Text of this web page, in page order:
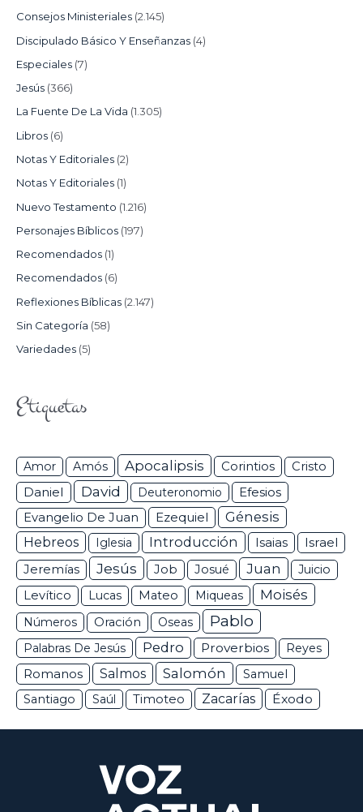
Consejos Ministeriales (2.145)
Discipulado Básico Y Enseñanzas (4)
Especiales (7)
Jesús (366)
La Fuente De La Vida (1.305)
Libros (6)
Notas Y Editoriales (2)
Notas Y Editoriales (1)
Nuevo Testamento (1.216)
Personajes Bíblicos (197)
Recomendados (1)
Recomendados (6)
Reflexiones Bíblicas (2.147)
Sin Categoría (58)
Variedades (5)
Etiquetas
Amor Amós Apocalipsis Corintios Cristo
Daniel David Deuteronomio Efesios
Evangelio De Juan Ezequiel
Génesis
Hebreos
Iglesia Introducción Isaias Israel
Jeremías Jesús Job Josué Juan
Juicio
Levítico
Lucas Mateo Miqueas Moisés
Números Oración Oseas Pablo
Palabras De Jesús Pedro Proverbios Reyes
Romanos Salmos Salomón
Samuel
Santiago
Saúl Timoteo Zacarías Éxodo